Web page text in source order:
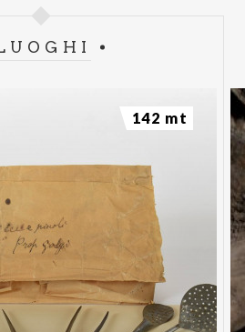
142 mt